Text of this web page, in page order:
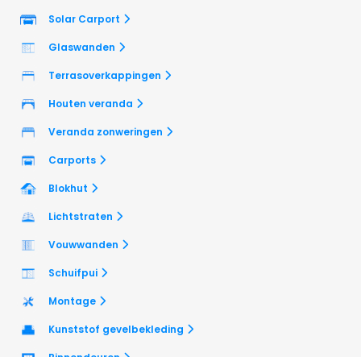
Solar Carport
Glaswanden
Terrasoverkappingen
Houten veranda
Veranda zonweringen
Carports
Blokhut
Lichtstraten
Vouwwanden
Schuifpui
Montage
Kunststof gevelbekleding